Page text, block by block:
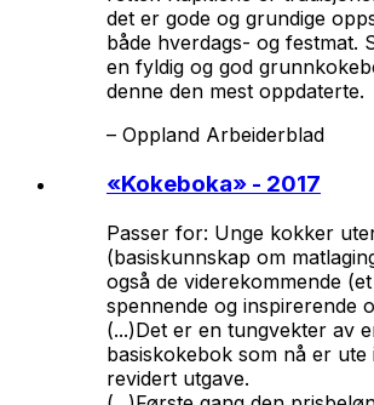
det er gode og grundige
både hverdags- og festmat.
en fyldig og god
denne den mest oppdaterte.
– Oppland Arbeiderblad
«Kokeboka» - 2017
Passer for: Unge kokker
(basiskunnskap om
også de viderekommende
spennende og inspirerende
(...)Det er en tungvekter av
basiskokebok som nå er ute
revidert utgave.